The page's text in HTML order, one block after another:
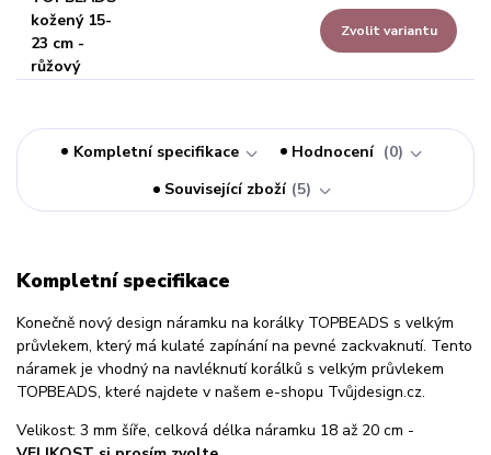
Zvolit variantu
Kompletní specifikace Hodnocení
0
Související zboží 5
Kompletní specifikace
Konečně nový design náramku na korálky TOPBEADS s velkým
průvlekem, který má kulaté zapínání na pevné zackvaknutí. Tento
náramek je vhodný na navléknutí korálků s velkým průvlekem
TOPBEADS, které najdete v našem e-shopu Tvůjdesign.cz.
Velikost: 3 mm šíře, celková délka náramku 18 až 20 cm -